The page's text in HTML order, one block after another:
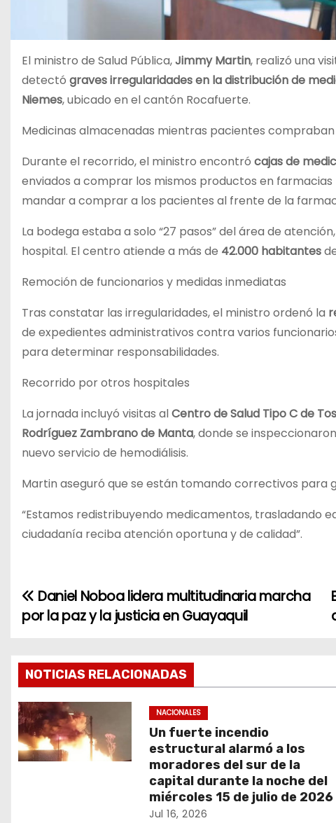
El ministro de Salud Pública,Jimmy Martin, realizó una
detectó graves irregularidades en la distribución de
Niemes, ubicado en el cantón Rocafuerte.
Medicinas almacenadas mientras pacientes
Durante el recorrido, el ministro encontró cajas de
enviados a comprar los mismos productos en
mandar a comprar a los pacientes al frente de la
La bodega estaba a solo “27 pasos” del área de
hospital. El centro atiende a más de 42.000 habitantes
Remoción de funcionarios y medidas inmediatas
Tras constatar las irregularidades, el ministro ordenó la
de expedientes administrativos contra varios
para determinar responsabilidades.
Recorrido por otros hospitales
La jornada incluyó visitas alCentro de Salud Tipo C de
Rodríguez Zambrano de Manta, donde se
nuevo servicio de hemodiálisis.
Martin aseguró que se están tomando correctivos
“Estamos redistribuyendo medicamentos, trasladando
ciudadanía reciba atención oportuna y de calidad”.
N
a
v
e
g
a
Daniel Noboa lidera multitudinaria marcha
por la paz y la justicia en Guayaquil
NOTICIAS RELACIONADAS
NACIONALES
Un fuerte incendio
estructural alarmó a los
moradores del sur de la
capital durante la noche del
miércoles 15 de julio de 2026
Jul 16, 2026